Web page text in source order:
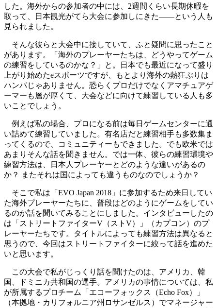
した。海外からの参加者の中には、2週間くらい長期休暇を
取って、日本観光がてら大会に参加しにきた――という人も
見られました。
そんな彼らと大会中に接していて、ふと疑問に思ったこと
があります。「海外のプレーヤーたちは、どうやってゲーム
の練習をしているのかな？」と。日本でも最近になって盛り
上がり始めたeスポーツですが、もとより海外の熱狂ぶりは
ハンパじゃありません。恐らくプロだけでなくアマチュアゲ
ーマーも層が厚くて、大会などに向けて練習している人も多
いことでしょう。
例えば私の場合、プロになる前は毎日ゲームセンターに通
い詰めて練習していました。有名店だと練習相手も多数集ま
ってくるので、コミュニティーもできました。でも欧米では
あまりそんな話を聞きません。では一体、彼らの練習環境や
練習方法は、日本人プレーヤーとどのような違いがあるの
か？ またそれは国によっても違うものなのでしょうか？
そこで私は「EVO Japan 2018」に参加するため来日してい
た海外プレーヤーたちに、普段はどのようにゲームをしてい
るのか話を聞いてみることにしました。インタビューしたの
は「ストリートファイターV（ストV）」（カプコン）のプ
レーヤーたちです。タイトルによっても練習方法は異なると
思うので、今回はストリートファイターに絞って話を進めた
いと思います。
この大会で私がじっくり話を聞けたのは、アメリカ、韓
国、ドミニカ共和国の選手。アメリカの事情については、私
が所属するプロチーム「エコーフォックス（Echo Fox）」
（本拠地・カリフォルニア州ロサンゼルス）でマネージャー